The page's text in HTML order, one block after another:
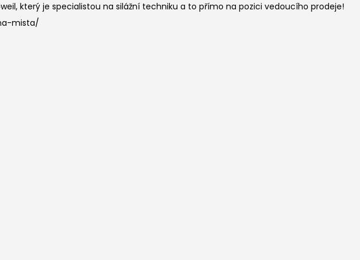
který je specialistou na silážní techniku a to přímo na pozici vedoucího prodeje!
mista/